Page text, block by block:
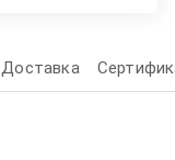
Доставка